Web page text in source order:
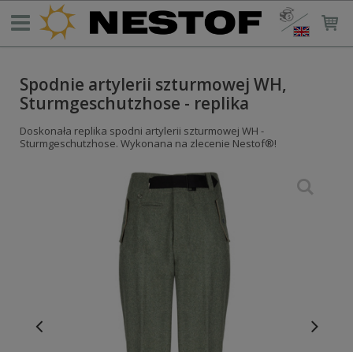
Spodnie artylerii szturmowej WH,
Sturmgeschutzhose - replika
Doskonała replika spodni artylerii szturmowej WH -
Sturmgeschutzhose. Wykonana na zlecenie Nestof®!